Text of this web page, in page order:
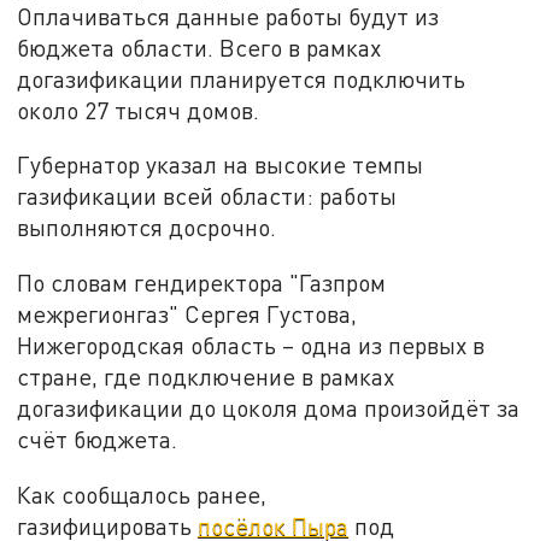
Оплачиваться данные работы будут из
бюджета области. Всего в рамках
догазификации планируется подключить
около 27 тысяч домов.
Губернатор указал на высокие темпы
газификации всей области: работы
выполняются досрочно.
По словам гендиректора "Газпром
межрегионгаз" Сергея Густова,
Нижегородская область – одна из первых в
стране, где подключение в рамках
догазификации до цоколя дома произойдёт за
счёт бюджета.
Как сообщалось ранее,
газифицировать посёлок Пыра под